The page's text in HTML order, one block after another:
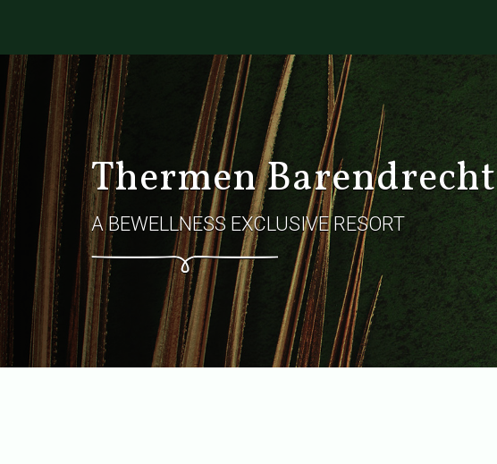
Thermen Barendrecht
A BEWELLNESS EXCLUSIVE RESORT